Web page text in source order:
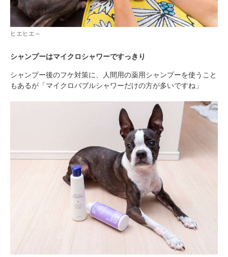
ヒエヒエ～
シャンプーはマイクロシャワーですっきり
シャンプー後のフケ対策に、人間用の薬用シャンプーを使うこと
もあるが「マイクロバブルシャワーだけの方が多いですね」